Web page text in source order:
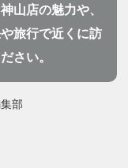
山店の魅力や、
旅行で近くに訪
さい。
部